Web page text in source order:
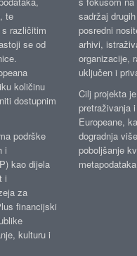
te
različitim
se od
količinu
dostupnim
podrške
i
kao dijela
i
za
financijski
kulturu i
sadržaj
posredni
arhivi,
organizacije,
uključen i
Cilj projekta
pretraživanja
Europeane,
dogradnja
poboljšanje